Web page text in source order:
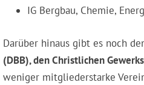
IG Bergbau, Chemie,
Darüber hinaus gibt es noch
(DBB), den Christlichen
weniger mitgliederstarke